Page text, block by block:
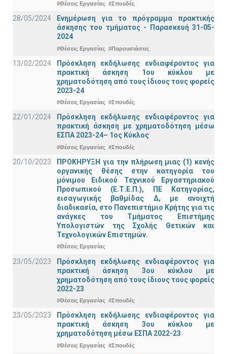
#Θέσεις Εργασίας #Σπουδές
28/05/2024
Ενημέρωση για το πρόγραμμα πρακτικής
άσκησης του τμήματος - Παρασκευή 31-05-
2024
#Θέσεις Εργασίας #Παρουσιάσεις
13/02/2024
Πρόσκληση εκδήλωσης ενδιαφέροντος για
πρακτική άσκηση 1ου κύκλου με
χρηματοδότηση από τους ίδιους τους φορείς
2023-24
#Θέσεις Εργασίας #Σπουδές
22/01/2024
Πρόσκληση εκδήλωσης ενδιαφέροντος για
πρακτική άσκηση με χρηματοδότηση μέσω
ΕΣΠΑ 2023-24– 1ος Κύκλος
#Θέσεις Εργασίας #Σπουδές
20/10/2023
ΠΡΟΚΗΡΥΞΗ για την πλήρωση μιας (1) κενής
οργανικής θέσης στην κατηγορία του
μόνιμου Ειδικού Τεχνικού Εργαστηριακού
Προσωπικού (Ε.Τ.Ε.Π.), ΠΕ Κατηγορίας,
εισαγωγικής βαθμίδας Δ, με ανοιχτή
διαδικασία, στο Πανεπιστήμιο Κρήτης για τις
ανάγκες του Τμήματος Επιστήμης
Υπολογιστών της Σχολής Θετικών και
Τεχνολογικών Επιστημών.
#Θέσεις Εργασίας
23/05/2023
Πρόσκληση εκδήλωσης ενδιαφέροντος για
πρακτική άσκηση 3ου κύκλου με
χρηματοδότηση από τους ίδιους τους φορείς
2022-23
#Θέσεις Εργασίας #Σπουδές
23/05/2023
Πρόσκληση εκδήλωσης ενδιαφέροντος για
πρακτική άσκηση 3ου κύκλου με
χρηματοδότηση μέσω ΕΣΠΑ 2022-23
#Θέσεις Εργασίας #Σπουδές